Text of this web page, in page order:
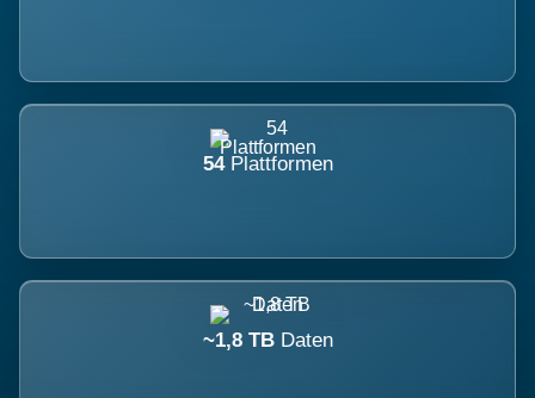
54 Plattformen
~1,8 TB Daten